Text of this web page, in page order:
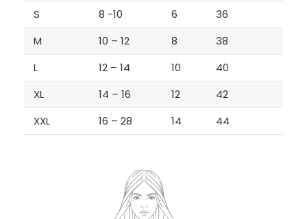
S
8 -10 6
36
M
10 – 12 8
38
L
12 – 14 10
40
XL
14 – 16 12
42
XXL
16 – 28 14 44